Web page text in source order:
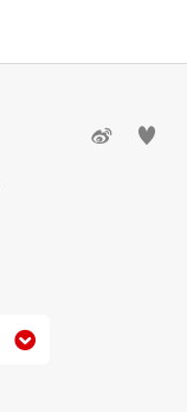
 
